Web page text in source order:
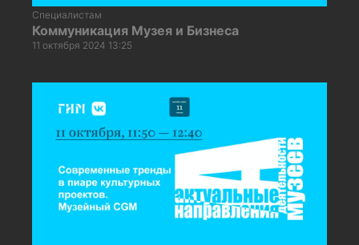
Специалистам
Коммуникация Музея и Бизнеса
11 октября 2024 13:25